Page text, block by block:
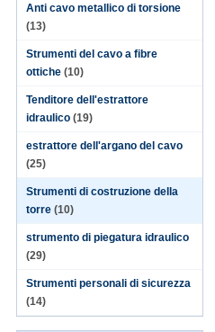
Anti cavo metallico di torsione
(13)
Strumenti del cavo a fibre
ottiche (10)
Tenditore dell'estrattore
idraulico (19)
estrattore dell'argano del cavo
(25)
Strumenti di costruzione della
torre (10)
strumento di piegatura idraulico
(29)
Strumenti personali di sicurezza
(14)